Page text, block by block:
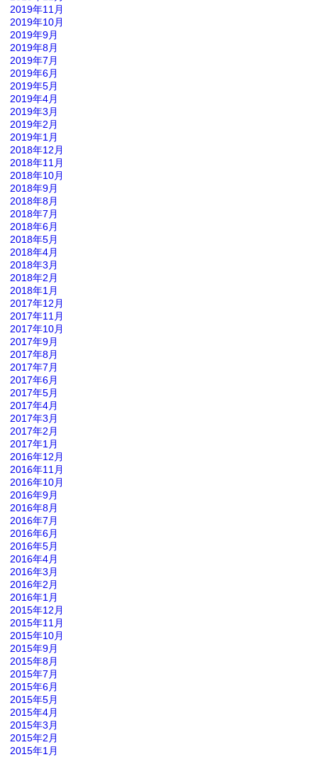
2019年11月
2019年10月
2019年9月
2019年8月
2019年7月
2019年6月
2019年5月
2019年4月
2019年3月
2019年2月
2019年1月
2018年12月
2018年11月
2018年10月
2018年9月
2018年8月
2018年7月
2018年6月
2018年5月
2018年4月
2018年3月
2018年2月
2018年1月
2017年12月
2017年11月
2017年10月
2017年9月
2017年8月
2017年7月
2017年6月
2017年5月
2017年4月
2017年3月
2017年2月
2017年1月
2016年12月
2016年11月
2016年10月
2016年9月
2016年8月
2016年7月
2016年6月
2016年5月
2016年4月
2016年3月
2016年2月
2016年1月
2015年12月
2015年11月
2015年10月
2015年9月
2015年8月
2015年7月
2015年6月
2015年5月
2015年4月
2015年3月
2015年2月
2015年1月